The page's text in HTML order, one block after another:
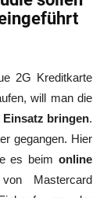
2G Kreditkarte
will man die
Einsatz bringen.
gegangen. Hier
es beimonline
Mastercard